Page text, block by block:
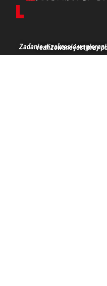
Zadanie w zakresie wspierania i upowszechniania